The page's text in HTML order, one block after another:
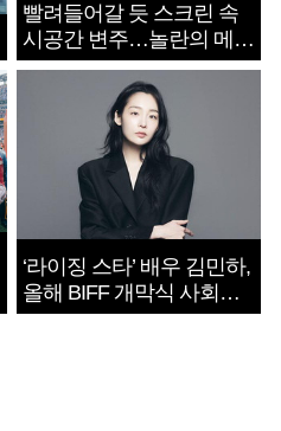
빨려들어갈 듯 스크린 속
시공간 변주…놀란의 메시
지는 ‘전쟁 속죄’
‘라이징 스타’ 배우 김민하,
올해 BIFF 개막식 사회자
확정